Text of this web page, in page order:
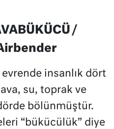
/
insanlık dört
su, toprak ve
bölünmüştür.
“bükücülük” diye